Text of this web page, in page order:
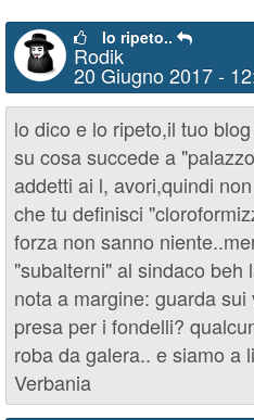
lo ripeto..
Rodik
20 Giugno 2017 -
lo dico e lo ripeto,il tuo
su cosa succede a
addetti ai l, avori,quindi
che tu definisci
forza non sanno
"subalterni" al sindaco beh
nota a margine: guarda
presa per i fondelli?
roba da galera.. e siamo a
Verbania